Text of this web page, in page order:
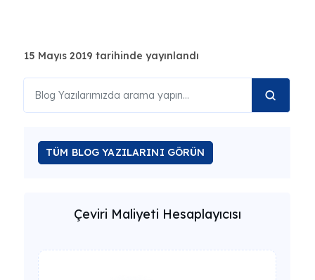
15 Mayıs 2019 tarihinde yayınlandı
TÜM BLOG YAZILARINI GÖRÜN
Çeviri Maliyeti Hesaplayıcısı